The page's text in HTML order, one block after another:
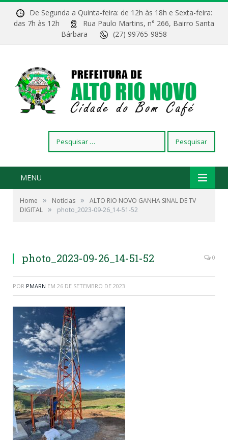
De Segunda a Quinta-feira: de 12h às 18h e Sexta-feira:
das 7h às 12h
Rua Paulo Martins, n° 266, Bairro Santa
Bárbara
(27) 99765-9858
por:
MENU
Home » Notícias »
ALTO RIO NOVO GANHA SINAL DE TV
DIGITAL » photo_2023-09-26_14-51-52
photo_2023-09-26_14-51-52 0
POR PMARN EM 26 DE SETEMBRO DE 2023